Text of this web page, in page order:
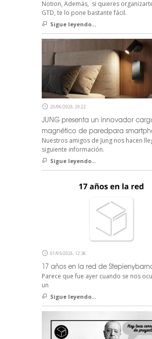
Notion, Además, si quieres
GTD, te lo pone bastante fácil.
Sigue leyendo...
20/06/2026, 20:22
JUNG presenta un innovador
magnético de paredpara
Nuestros amigos de Jung nos hacen
siguiente información.
Sigue leyendo...
01/05/2026, 12:36
17 años en la red de
Parece que fue ayer cuando se nos
un
Sigue leyendo...